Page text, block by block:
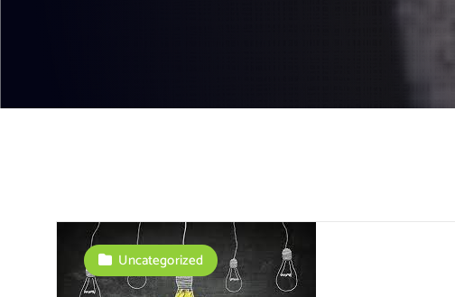
Uncategorized